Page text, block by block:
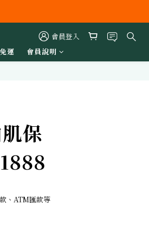
會員登入
運 會員說明
保
、ATM匯款等